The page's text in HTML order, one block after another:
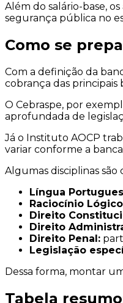
Além do salário-base,
segurança pública no
Como se
Com a definição da
cobrança das
O Cebraspe, por
aprofundada de
Já o Instituto AOCP
variar conforme a
Algumas disciplinas são
Língua
Raciocínio
Direito
Direito
Direito Penal:
Legislação
Dessa forma, montar
Tabela